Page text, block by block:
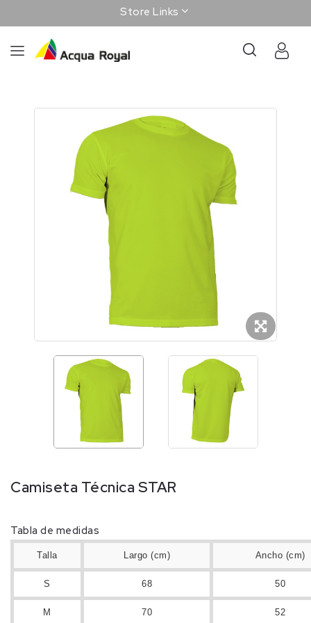
Store Links
Camiseta Técnica STAR
Tabla de medidas
Talla Largo (cm) Ancho (cm)
S 68 50
M 70 52